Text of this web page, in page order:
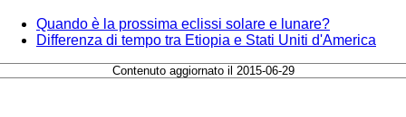
Quando è la prossima eclissi solare e lunare?
Differenza di tempo tra Etiopia e Stati Uniti d'America
Contenuto aggiornato il 2015-06-29